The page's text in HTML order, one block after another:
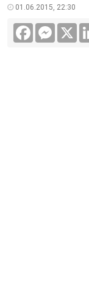
01.06.2015, 22:30
Facebook